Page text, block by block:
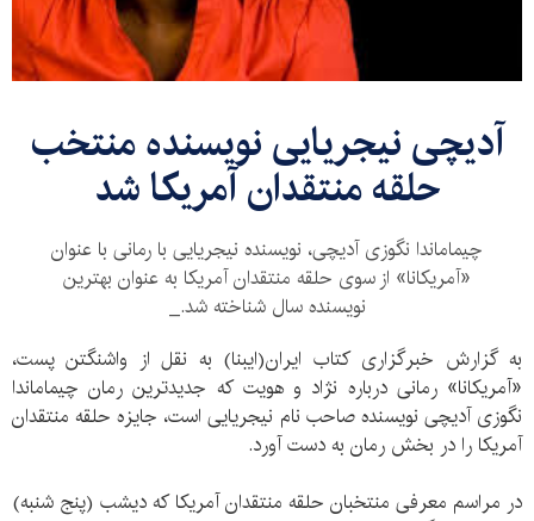
آدیچی نیجریایی نویسنده منتخب
حلقه منتقدان آمریکا شد
چیماماندا نگوزی آدیچی، نویسنده نیجریایی با رمانی با عنوان
«آمریکانا» از سوی حلقه منتقدان آمریکا به عنوان بهترین
نویسنده سال شناخته شد._
به گزارش خبرگزاری کتاب ایران(ایبنا) به نقل از واشنگتن پست،
«آمریکانا» رمانی درباره نژاد و هویت که جدیدترین رمان چیماماندا
نگوزی آدیچی نویسنده صاحب نام نیجریایی است، جایزه حلقه منتقدان
آمریکا را در بخش رمان به دست آورد.
در مراسم معرفی منتخبان حلقه منتقدان آمریکا که دیشب (پنج شنبه)